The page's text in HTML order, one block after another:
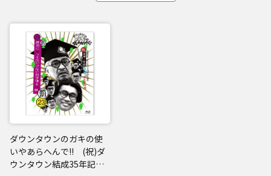
ダウンタウンのガキの使
いやあらへんで!! (祝)ダ
ウンタウン結成35年記念